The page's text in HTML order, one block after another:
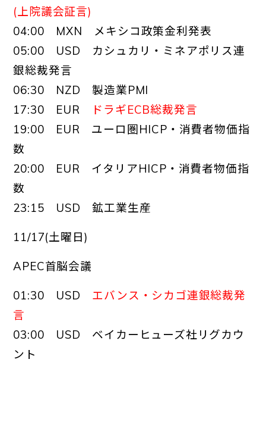
(上院議会証言)
04:00 MXN メキシコ政策金利発表
05:00 USD カシュカリ・ミネアポリス連
銀総裁発言
06:30 NZD 製造業PMI
17:30 EUR
ドラギECB総裁発言
19:00 EUR ユーロ圏HICP・消費者物価指
数
20:00 EUR イタリアHICP・消費者物価指
数
23:15 USD 鉱工業生産
11/17(土曜日)
APEC首脳会議
01:30 USD エバンス・シカゴ連銀総裁発
言
03:00 USD ベイカーヒューズ社リグカウ
ント